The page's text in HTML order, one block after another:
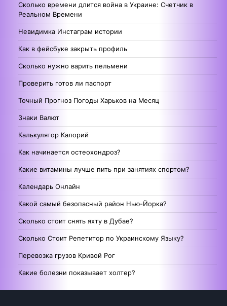
Сколько времени длится война в Украине: Счетчик в
Реальном Времени
Невидимка Инстаграм истории
Как в фейсбуке закрыть профиль
Сколько нужно варить пельмени
Проверить готов ли паспорт
Точный Прогноз Погоды Харьков на Месяц
Знаки Валют
Калькулятор Калорий
Как начинается остеохондроз?
Какие витамины лучше пить при занятиях спортом?
Календарь Онлайн
Какой самый безопасный район Нью-Йорка?
Сколько стоит снять яхту в Дубае?
Сколько Стоит Репетитор по Украинскому Языку?
Перевозка грузов Кривой Рог
Какие болезни показывает холтер?